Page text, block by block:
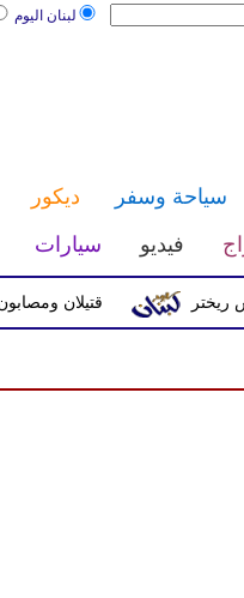
لبنان اليوم
سياحة وسفر
ديكور
فيديو سيارات
قتيلان ومصابون جراء 14 غارة إسرائيلية على شرق وجنوب لبنان